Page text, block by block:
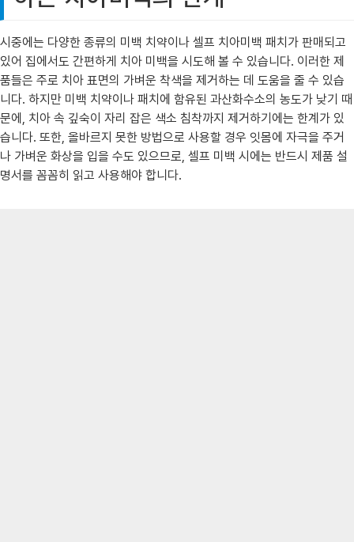
시중에는 다양한 종류의 미백 치약이나 셀프 치아미백 패치가 판매되고
있어 집에서도 간편하게 치아 미백을 시도해 볼 수 있습니다. 이러한 제
품들은 주로 치아 표면의 가벼운 착색을 제거하는 데 도움을 줄 수 있습
니다. 하지만 미백 치약이나 패치에 함유된 과산화수소의 농도가 낮기 때
문에, 치아 속 깊숙이 자리 잡은 색소 침착까지 제거하기에는 한계가 있
습니다. 또한, 올바르지 못한 방법으로 사용할 경우 잇몸에 자극을 주거
나 가벼운 화상을 입을 수도 있으므로, 셀프 미백 시에는 반드시 제품 설
명서를 꼼꼼히 읽고 사용해야 합니다.